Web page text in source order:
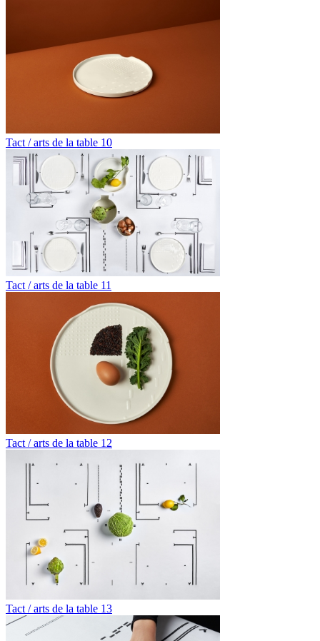
Tact / arts de la table 10
Tact / arts de la table 11
Tact / arts de la table 12
Tact / arts de la table 13